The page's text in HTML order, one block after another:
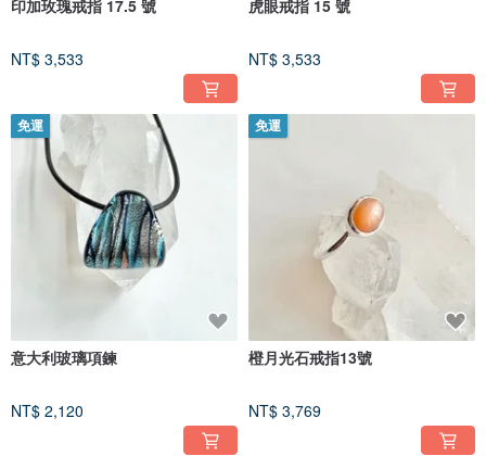
印加玫瑰戒指 17.5 號
NT$ 3,533
虎眼戒指 15 號
NT$ 3,533
免運
意大利玻璃項鍊
NT$ 2,120
免運
橙月光石戒指13號
NT$ 3,769